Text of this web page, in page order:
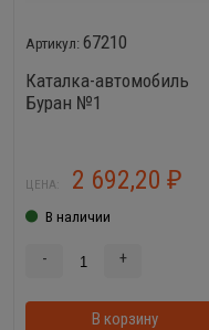
67210
Каталка-автомобиль
Буран №1
ЦЕНА: 2 692,20 ₽
В наличии
- +
В корзину